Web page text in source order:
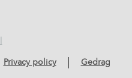
Privacy policy